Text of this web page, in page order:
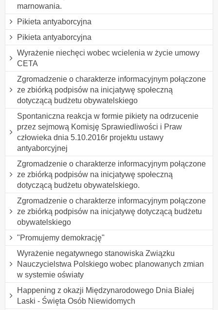
marnowania.
Pikieta antyaborcyjna
Pikieta antyaborcyjna
Wyrażenie niechęci wobec wcielenia w życie umowy
CETA
Zgromadzenie o charakterze informacyjnym połączone
ze zbiórką podpisów na inicjatywę społeczną
dotyczącą budżetu obywatelskiego
Spontaniczna reakcja w formie pikiety na odrzucenie
przez sejmową Komisję Sprawiedliwości i Praw
człowieka dnia 5.10.2016r projektu ustawy
antyaborcyjnej
Zgromadzenie o charakterze informacyjnym połączone
ze zbiórką podpisów na inicjatywę społeczną
dotyczącą budżetu obywatelskiego.
Zgromadzenie o charakterze informacyjnym połączone
ze zbiórką podpisów na inicjatywę dotyczącą budżetu
obywatelskiego
"Promujemy demokrację"
Wyrażenie negatywnego stanowiska Związku
Nauczycielstwa Polskiego wobec planowanych zmian
w systemie oświaty
Happening z okazji Międzynarodowego Dnia Białej
Laski - Święta Osób Niewidomych